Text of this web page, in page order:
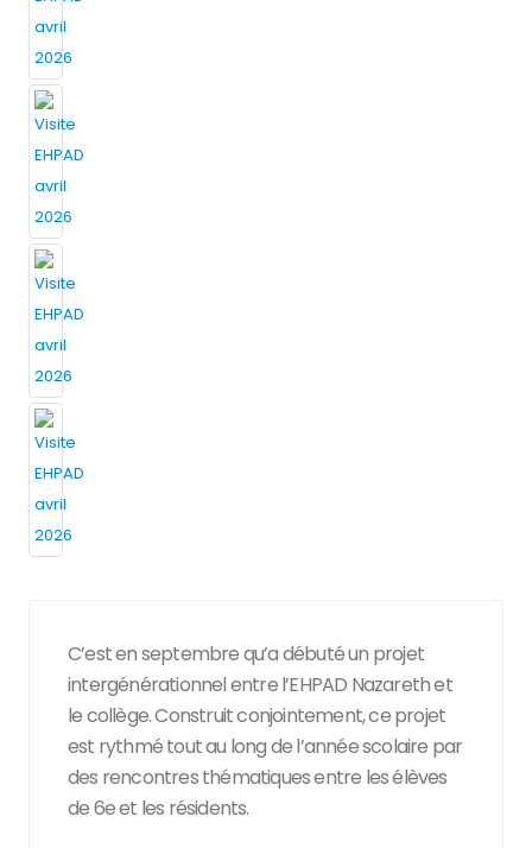
C’est en septembre qu’a débuté un projet
intergénérationnel entre l’EHPAD Nazareth et
le collège. Construit conjointement, ce projet
est rythmé tout au long de l’année scolaire par
des rencontres thématiques entre les élèves
de 6e et les résidents.